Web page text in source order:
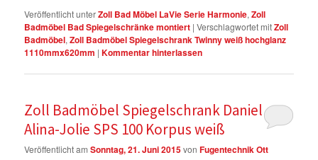
Veröffentlicht unterZoll Bad Möbel LaVie Serie Harmonie,Zoll
Badmöbel Bad Spiegelschränke montiert |Verschlagwortet mitZoll
Badmöbel,Zoll Badmöbel Spiegelschrank Twinny weiß hochglanz
1110mmx620mm |Kommentar hinterlassen
Zoll Badmöbel Spiegelschrank Danielle-
Alina-Jolie SPS 100 Korpus weiß
Veröffentlicht amSonntag, 21. Juni 2015vonFugentechnik Ott